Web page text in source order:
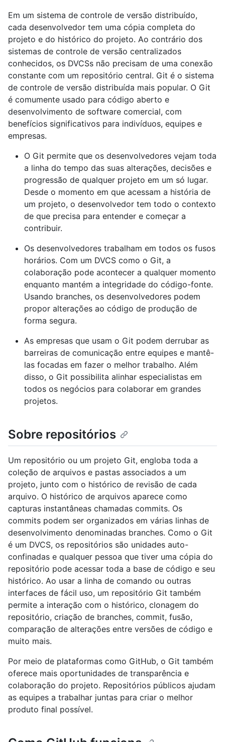
Em um sistema de controle de versão distribuído,
cada desenvolvedor tem uma cópia completa do
projeto e do histórico do projeto. Ao contrário dos
sistemas de controle de versão centralizados
conhecidos, os DVCSs não precisam de uma conexão
constante com um repositório central. Git é o sistema
de controle de versão distribuída mais popular. O Git
é comumente usado para código aberto e
desenvolvimento de software comercial, com
benefícios significativos para indivíduos, equipes e
empresas.
O Git permite que os desenvolvedores vejam toda
a linha do tempo das suas alterações, decisões e
progressão de qualquer projeto em um só lugar.
Desde o momento em que acessam a história de
um projeto, o desenvolvedor tem todo o contexto
de que precisa para entender e começar a
contribuir.
Os desenvolvedores trabalham em todos os fusos
horários. Com um DVCS como o Git, a
colaboração pode acontecer a qualquer momento
enquanto mantém a integridade do código-fonte.
Usando branches, os desenvolvedores podem
propor alterações ao código de produção de
forma segura.
As empresas que usam o Git podem derrubar as
barreiras de comunicação entre equipes e mantê-
las focadas em fazer o melhor trabalho. Além
disso, o Git possibilita alinhar especialistas em
todos os negócios para colaborar em grandes
projetos.
Sobre repositórios
Um repositório ou um projeto Git, engloba toda a
coleção de arquivos e pastas associados a um
projeto, junto com o histórico de revisão de cada
arquivo. O histórico de arquivos aparece como
capturas instantâneas chamadas commits. Os
commits podem ser organizados em várias linhas de
desenvolvimento denominadas branches. Como o Git
é um DVCS, os repositórios são unidades auto-
confinadas e qualquer pessoa que tiver uma cópia do
repositório pode acessar toda a base de código e seu
histórico. Ao usar a linha de comando ou outras
interfaces de fácil uso, um repositório Git também
permite a interação com o histórico, clonagem do
repositório, criação de branches, commit, fusão,
comparação de alterações entre versões de código e
muito mais.
Por meio de plataformas como GitHub, o Git também
oferece mais oportunidades de transparência e
colaboração do projeto. Repositórios públicos ajudam
as equipes a trabalhar juntas para criar o melhor
produto final possível.